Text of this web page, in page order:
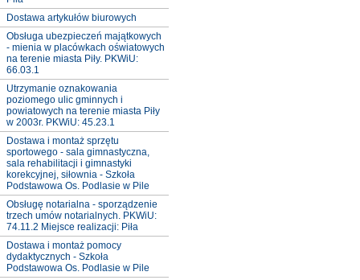
Dostawa artykułów biurowych
Obsługa ubezpieczeń majątkowych
- mienia w placówkach oświatowych
na terenie miasta Piły. PKWiU:
66.03.1
Utrzymanie oznakowania
poziomego ulic gminnych i
powiatowych na terenie miasta Piły
w 2003r. PKWiU: 45.23.1
Dostawa i montaż sprzętu
sportowego - sala gimnastyczna,
sala rehabilitacji i gimnastyki
korekcyjnej, siłownia - Szkoła
Podstawowa Os. Podlasie w Pile
Obsługę notarialna - sporządzenie
trzech umów notarialnych. PKWiU:
74.11.2 Miejsce realizacji: Piła
Dostawa i montaż pomocy
dydaktycznych - Szkoła
Podstawowa Os. Podlasie w Pile